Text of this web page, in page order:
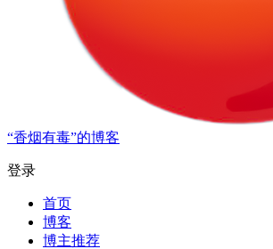
“香烟有毒”的博客
登录
首页
博客
博主推荐